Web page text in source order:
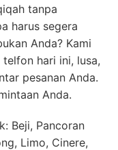
tanpa
harus segera
Anda? Kami
hari ini, lusa,
pesanan Anda.
Anda.
Beji, Pancoran
Limo, Cinere,